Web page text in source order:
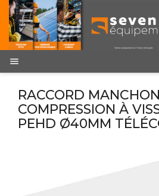

RACCORD
COMPRESSION À
PEHD Ø40MM